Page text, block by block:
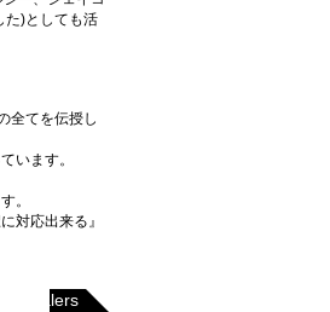
た)としても活
全てを伝授し
います。
。
対応出来る』
Dealers